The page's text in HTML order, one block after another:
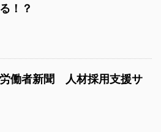
！？
働者新聞 人材採用支援サ